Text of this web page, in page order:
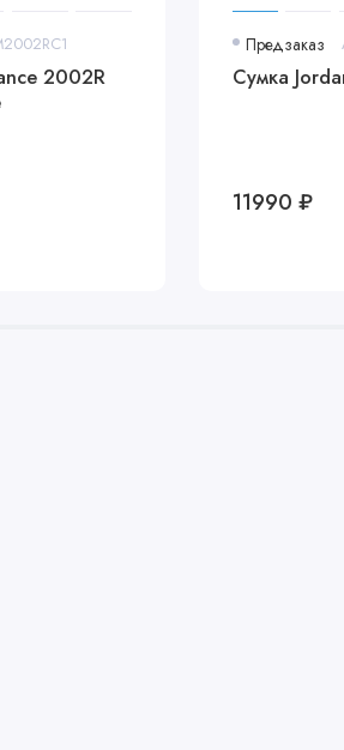
2002R
Предзаказ
Сумка
11990 ₽